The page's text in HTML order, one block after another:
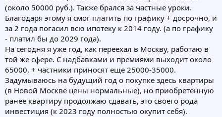
(около 50000 руб.). Также брался за частные уроки.
Благодаря этому я смог платить по графику + досрочно, и
за 2 года погасил всю ипотеку к 2014 году. (а по графику
- платил бы до 2029 года).
На сегодня я уже год, как переехал в Москву, работаю в
той же сфере. С надбавками и премиями выходит около
65000, + частники приносят еще 25000-35000.
Задумываюсь на будущий год о покупке здесь квартиры
(в Новой Москве цены нормальные), но приобретенную
ранее квартиру продолжаю сдавать, это своего рода
инвестиция (к 2023 году полностью окупит себя).